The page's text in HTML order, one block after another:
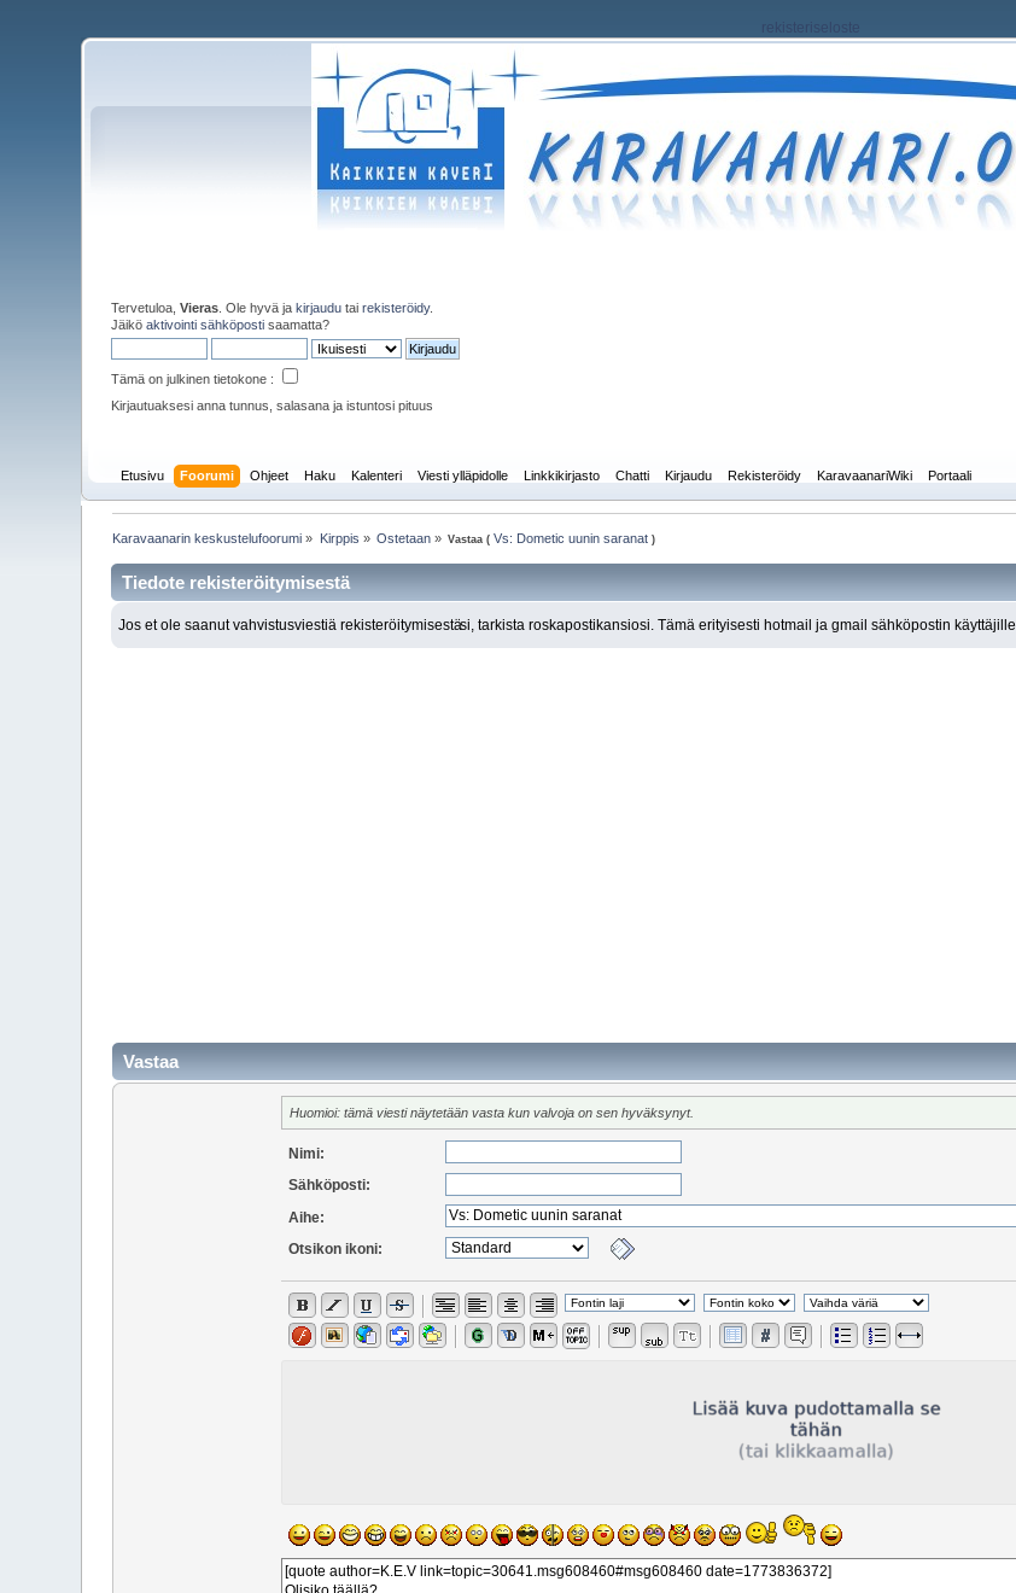
rekisteriseloste
Tervetuloa,Vieras . Ole hyvä jakirjaudu tairekisteröidy.
Jäiköaktivointi sähköposti saamatta?
Tämä on julkinen tietokone :
Kirjautuaksesi anna tunnus, salasana ja istuntosi pituus
Etusivu Foorumi Ohjeet Haku Kalenteri Viesti ylläpidolle Linkkikirjasto Chatti Kirjaudu Rekisteröidy KaravaanariWiki Portaali
Karavaanarin keskustelufoorumi » Kirppis » Ostetaan » Vastaa (Vs: Dometic uunin saranat )
Tiedote rekisteröitymisestä
Jos et ole saanut vahvistusviestiä rekisteröitymisestäsi, tarkista roskapostikansiosi. Tämä erityisesti hotmail ja gmail sähköpostin käyttäjille.
Vastaa
Huomioi: tämä viesti näytetään vasta kun valvoja on sen hyväksynyt.
Nimi:
Sähköposti:
Aihe:
Otsikon ikoni: